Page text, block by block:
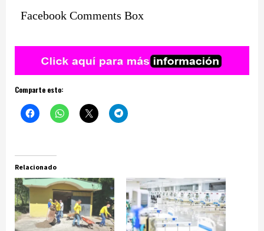
Facebook Comments Box
Comparte esto:
Relacionado